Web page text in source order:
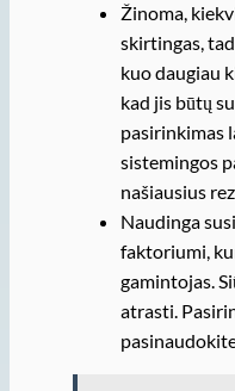
Žinoma,
skirtingas,
kuo daugiau
kad jis būtų
pasirinkimas
sistemingos
našiausius
Naudinga
faktoriumi,
gamintojas.
atrasti.